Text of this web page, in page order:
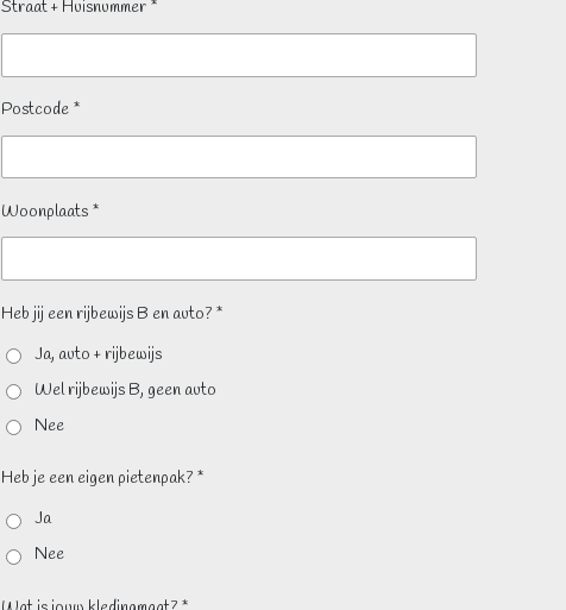
Straat + Huisnummer *
Postcode *
Woonplaats *
Heb jij een rijbewijs B en auto? *
Ja, auto + rijbewijs
Wel rijbewijs B, geen auto
Nee
Heb je een eigen pietenpak? *
Ja
Nee